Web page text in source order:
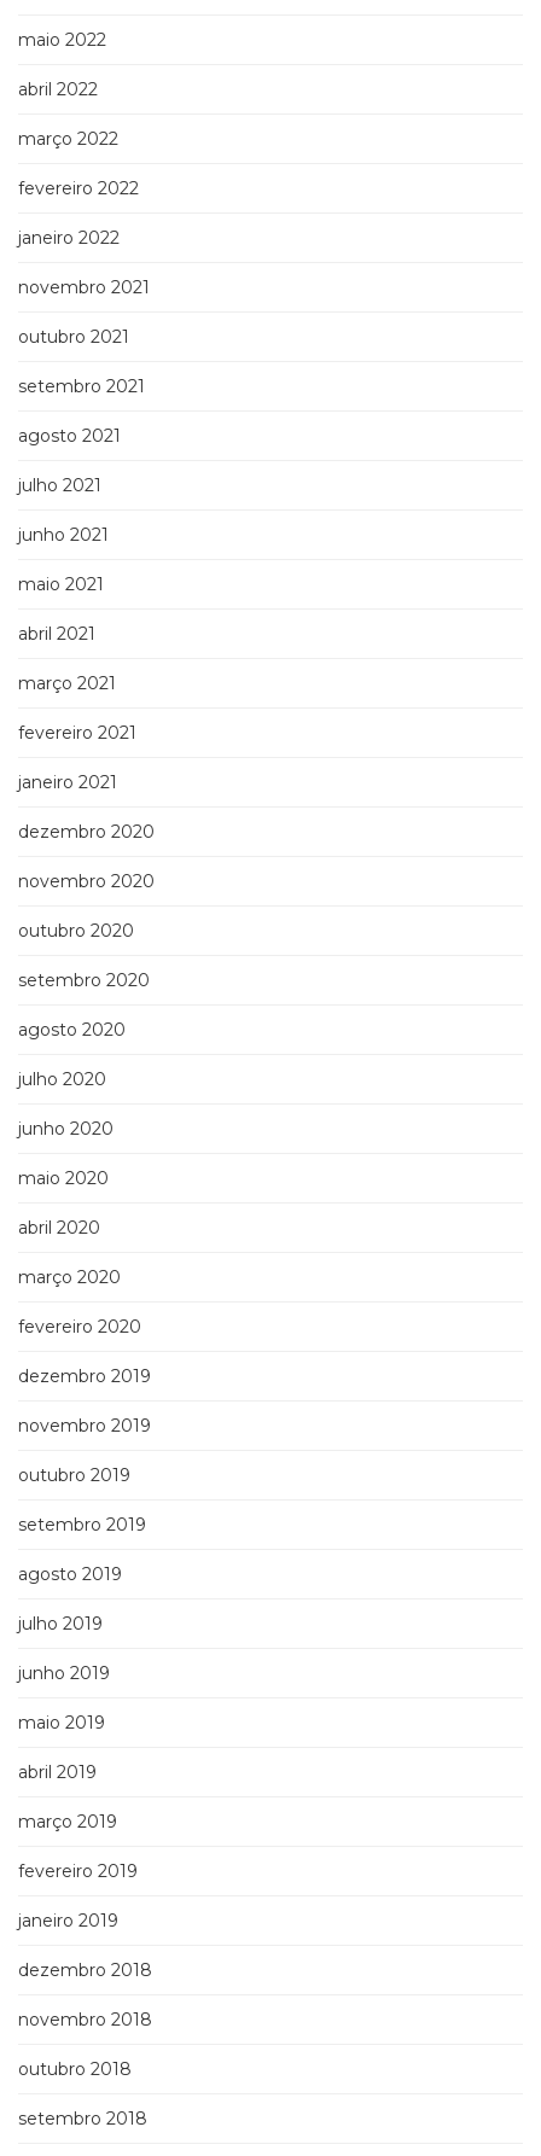
maio 2022
abril 2022
março 2022
fevereiro 2022
janeiro 2022
novembro 2021
outubro 2021
setembro 2021
agosto 2021
julho 2021
junho 2021
maio 2021
abril 2021
março 2021
fevereiro 2021
janeiro 2021
dezembro 2020
novembro 2020
outubro 2020
setembro 2020
agosto 2020
julho 2020
junho 2020
maio 2020
abril 2020
março 2020
fevereiro 2020
dezembro 2019
novembro 2019
outubro 2019
setembro 2019
agosto 2019
julho 2019
junho 2019
maio 2019
abril 2019
março 2019
fevereiro 2019
janeiro 2019
dezembro 2018
novembro 2018
outubro 2018
setembro 2018